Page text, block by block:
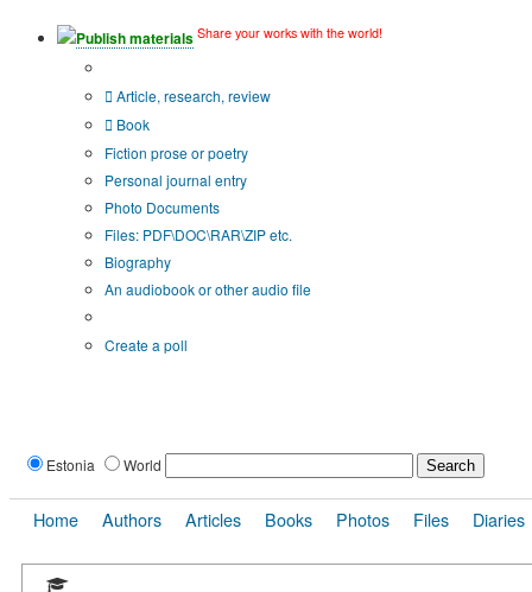
Publish materials Share your works with the world!
Article, research, review
Book
Fiction prose or poetry
Personal journal entry
Photo Documents
Files: PDF\DOC\RAR\ZIP etc.
Biography
An audiobook or other audio file
Create a poll
Estonia World
Home Authors Articles Books Photos Files Diaries